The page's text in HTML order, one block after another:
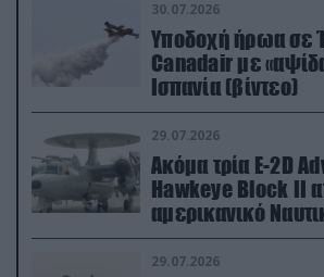
30.07.2026
Υποδοχή ήρωα σε
Canadair με
Ισπανία (βίντεο)
29.07.2026
Ακόμα τρία E-2D
Hawkeye Block II
αμερικανικό
δισ.δολάρια το
29.07.2026